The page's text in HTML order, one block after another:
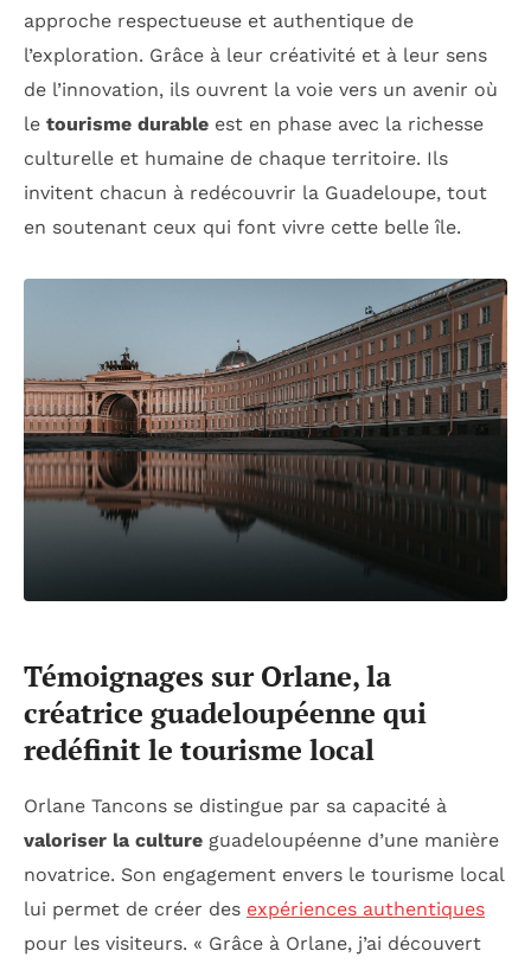
approche respectueuse et authentique de
l’exploration. Grâce à leur créativité et à leur sens
de l’innovation, ils ouvrent la voie vers un avenir où
le tourisme durable est en phase avec la richesse
culturelle et humaine de chaque territoire. Ils
invitent chacun à redécouvrir la Guadeloupe, tout
en soutenant ceux qui font vivre cette belle île.
Témoignages sur Orlane, la
créatrice guadeloupéenne qui
redéfinit le tourisme local
Orlane Tancons se distingue par sa capacité à
valoriser la culture guadeloupéenne d’une manière
novatrice. Son engagement envers le tourisme local
lui permet de créer des expériences authentiques
pour les visiteurs. « Grâce à Orlane, j’ai découvert